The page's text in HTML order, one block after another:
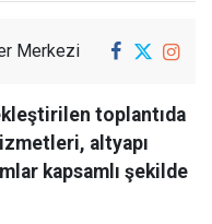
Merkezi
toplantıda
altyapı
kapsamlı şekilde